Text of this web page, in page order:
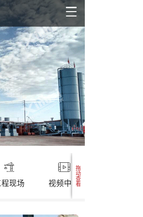
现场 视频中心
拖动查看